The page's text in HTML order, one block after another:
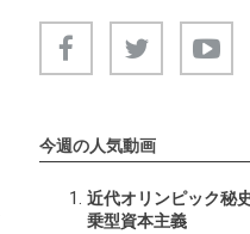
今週の人気動画
近代オリンピック秘
乗型資本主義